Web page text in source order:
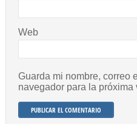
Web
Guarda mi nombre, correo
navegador para la próxima